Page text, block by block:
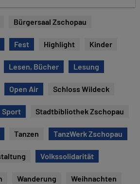
Bürgersaal Zschopau
Fest Highlight Kinder
Lesen, Bücher Lesung
Open Air Schloss Wildeck
Sport Stadtbibliothek Zschopau
Tanzen TanzWerk Zschopau
Volkssolidarität
Wanderung Weihnachten